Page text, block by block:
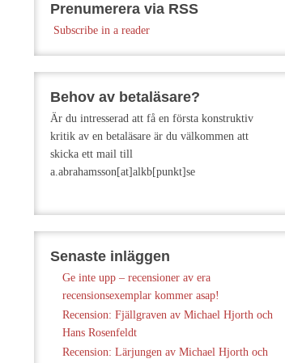
Prenumerera via RSS
Subscribe in a reader
Behov av betaläsare?
Är du intresserad att få en första konstruktiv
kritik av en betaläsare är du välkommen att
skicka ett mail till
a.abrahamsson[at]alkb[punkt]se
Senaste inläggen
Ge inte upp – recensioner av era
recensionsexemplar kommer asap!
Recension: Fjällgraven av Michael Hjorth och
Hans Rosenfeldt
Recension: Lärjungen av Michael Hjorth och